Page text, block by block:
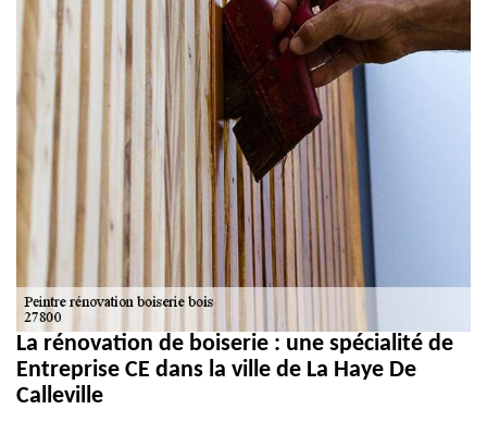
La rénovation de boiserie : une spécialité de
Entreprise CE dans la ville de La Haye De
Calleville